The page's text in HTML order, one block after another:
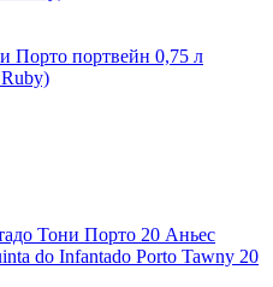
Порто портвейн 0,75 л